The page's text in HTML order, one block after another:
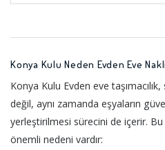
Konya Kulu Neden Evden Eve
Konya Kulu Evden eve
değil, aynı zamanda eşyaların
yerleştirilmesi sürecini de içerir. Bu
önemli nedeni vardır: